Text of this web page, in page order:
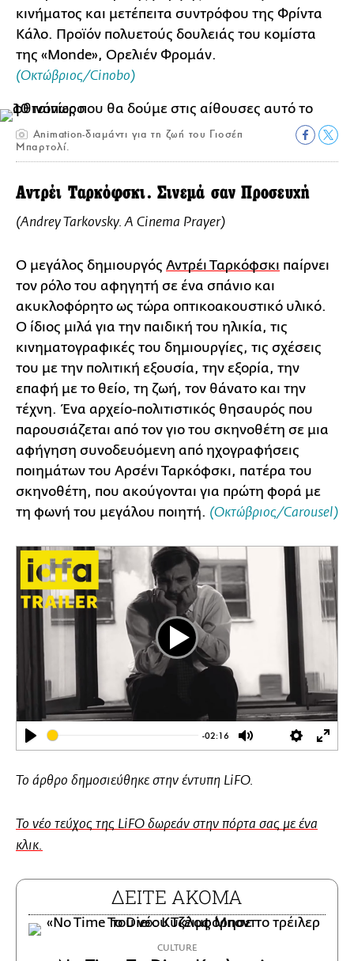
κινήματος και μετέπειτα συντρόφου της Φρίντα
Κάλο. Προϊόν πολυετούς δουλειάς του κομίστα
της «Monde», Ορελιέν Φρομάν.
(Οκτώβριος/Cinobo)
Animation-διαμάντι για τη ζωή του Γιοσέπ
Μπαρτολί.
Αντρέι Ταρκόφσκι. Σινεμά σαν Προσευχή
(Andrey Tarkovsky. A Cinema Prayer)
Ο μεγάλος δημιουργός Αντρέι Ταρκόφσκι παίρνει
τον ρόλο του αφηγητή σε ένα σπάνιο και
ακυκλοφόρητο ως τώρα οπτικοακουστικό υλικό.
Ο ίδιος μιλά για την παιδική του ηλικία, τις
κινηματογραφικές του δημιουργίες, τις σχέσεις
του με την πολιτική εξουσία, την εξορία, την
επαφή με το θείο, τη ζωή, τον θάνατο και την
τέχνη. Ένα αρχείο-πολιτιστικός θησαυρός που
παρουσιάζεται από τον γιο του σκηνοθέτη σε μια
αφήγηση συνοδευόμενη από ηχογραφήσεις
ποιημάτων του Αρσένι Ταρκόφσκι, πατέρα του
σκηνοθέτη, που ακούγονται για πρώτη φορά με
τη φωνή του μεγάλου ποιητή. (Οκτώβριος/Carousel)
Play
-02:16
Mute Settings
Play
Το άρθρο δημοσιεύθηκε στην έντυπη LiFO.
Το νέο τεύχος της LiFO δωρεάν στην πόρτα σας με ένα
κλικ.
ΔΕΙΤΕ ΑΚΟΜΑ
CULTURE